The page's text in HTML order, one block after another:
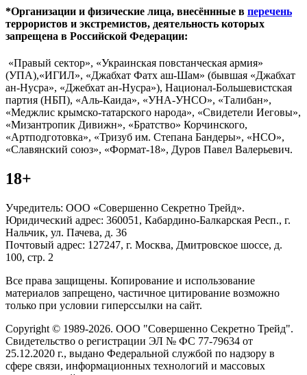
*Организации и физические лица, внесённные в перечень
террористов и экстремистов, деятельность которых
запрещена в Российской Федерации:
«Правый сектор», «Украинская повстанческая армия»
(УПА),«ИГИЛ», «Джабхат Фатх аш-Шам» (бывшая «Джабхат
ан-Нусра», «Джебхат ан-Нусра»), Национал-Большевистская
партия (НБП), «Аль-Каида», «УНА-УНСО», «Талибан»,
«Меджлис крымско-татарского народа», «Свидетели Иеговы»,
«Мизантропик Дивижн», «Братство» Корчинского,
«Артподготовка», «Тризуб им. Степана Бандеры», «НСО»,
«Славянский союз», «Формат-18», Дуров Павел Валерьевич.
18+
Учредитель: ООО «Совершенно Секретно Трейд».
Юридический адрес: 360051, Кабардино-Балкарская Респ., г.
Нальчик, ул. Пачева, д. 36
Почтовый адрес: 127247, г. Москва, Дмитровское шоссе, д.
100, стр. 2
Все права защищены. Копирование и использование
материалов запрещено, частичное цитирование возможно
только при условии гиперссылки на сайт.
Copyright © 1989-2026. ООО "Совершенно Секретно Трейд".
Свидетельство о регистрации ЭЛ № ФС 77-79634 от
25.12.2020 г., выдано Федеральной службой по надзору в
сфере связи, информационных технологий и массовых